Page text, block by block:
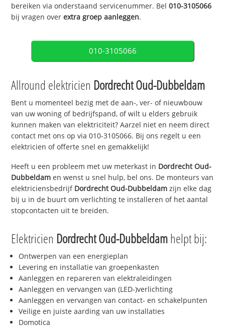
bereiken via onderstaand servicenummer. Bel010-3105066
bij vragen overextra groep aanleggen.
010-3105066
Allround elektricien Dordrecht Oud-Dubbeldam
Bent u momenteel bezig met de aan-, ver- of nieuwbouw
van uw woning of bedrijfspand, of wilt u elders gebruik
kunnen maken van elektriciteit? Aarzel niet en neem direct
contact met ons op via 010-3105066. Bij ons regelt u een
elektricien of offerte snel en gemakkelijk!
Heeft u een probleem met uw meterkast in Dordrecht Oud-
Dubbeldam en wenst u snel hulp, bel ons. De monteurs van
elektriciensbedrijf Dordrecht Oud-Dubbeldam zijn elke dag
bij u in de buurt om verlichting te installeren of het aantal
stopcontacten uit te breiden.
Elektricien Dordrecht Oud-Dubbeldamhelpt bij:
Ontwerpen van een energieplan
Levering en installatie van groepenkasten
Aanleggen en repareren van elektraleidingen
Aanleggen en vervangen van (LED-)verlichting
Aanleggen en vervangen van contact- en schakelpunten
Veilige en juiste aarding van uw installaties
Domotica